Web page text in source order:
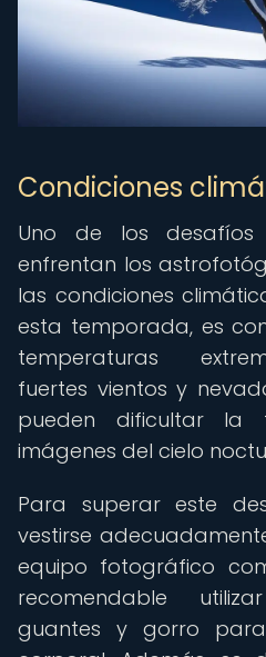
Condiciones
Uno de los
enfrentan los
las condiciones
esta temporada, es
temperaturas
fuertes vientos y
pueden dificultar la
imágenes del cielo
Para superar este
vestirse
equipo fotográfico
recomendable
guantes y gorro